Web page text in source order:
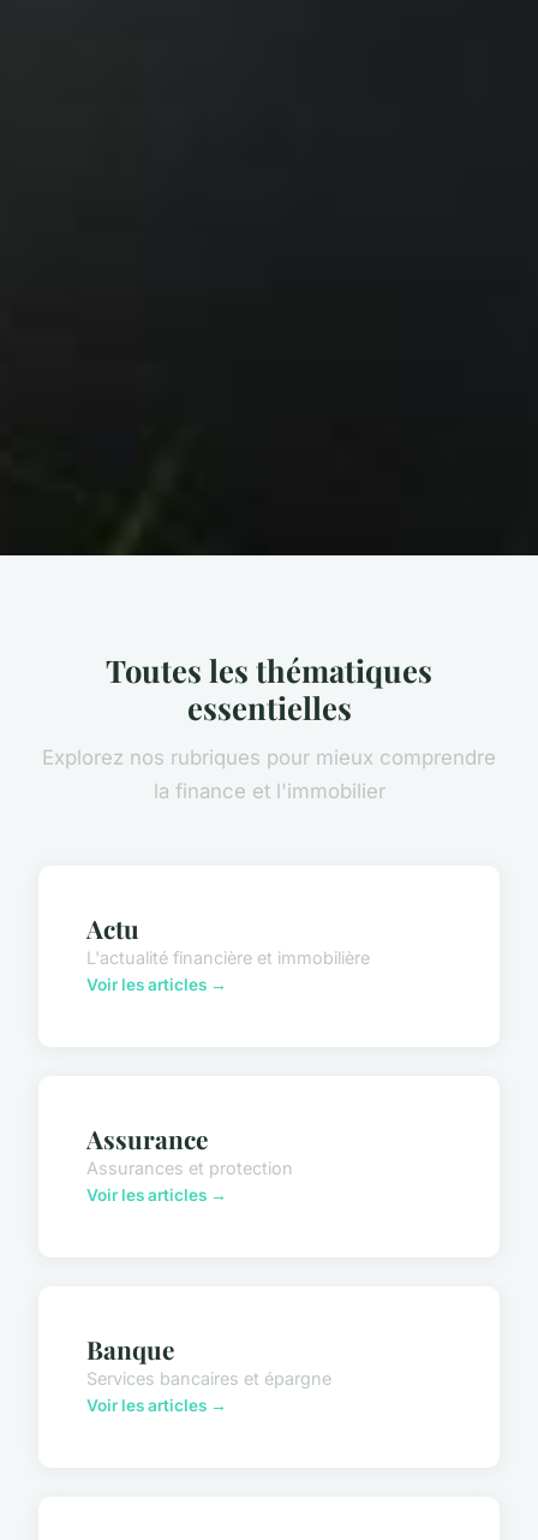
Toutes les thématiques
essentielles
Explorez nos rubriques pour mieux comprendre
la finance et l'immobilier
Actu
L'actualité financière et immobilière
Voir les articles →
Assurance
Assurances et protection
Voir les articles →
Banque
Services bancaires et épargne
Voir les articles →